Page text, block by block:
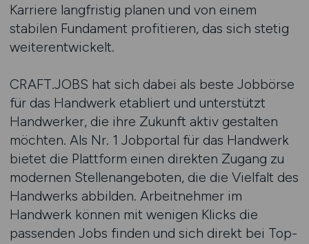
Karriere langfristig planen und von einem
stabilen Fundament profitieren, das sich stetig
weiterentwickelt.
CRAFT.JOBS hat sich dabei als beste Jobbörse
für das Handwerk etabliert und unterstützt
Handwerker, die ihre Zukunft aktiv gestalten
möchten. Als Nr. 1 Jobportal für das Handwerk
bietet die Plattform einen direkten Zugang zu
modernen Stellenangeboten, die die Vielfalt des
Handwerks abbilden. Arbeitnehmer im
Handwerk können mit wenigen Klicks die
passenden Jobs finden und sich direkt bei Top-